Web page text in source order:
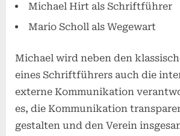
Michael Hirt als Schriftführer
Mario Scholl als Wegewart
Michael wird neben den
eines Schriftführers auch die
externe Kommunikation
es, die Kommunikation
gestalten und den Verein